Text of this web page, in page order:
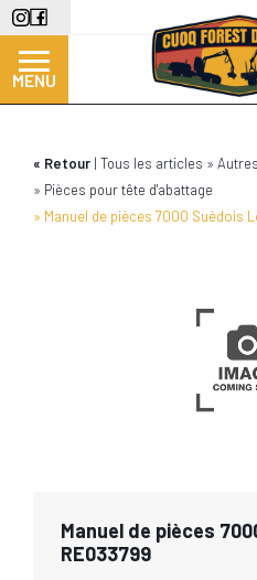
Aller
au
contenu
principal
MENU
Retour Tous les articles
Pièces pour tête d'abattage
Manuel de pièces 7000 Suèdois
Manuel de pièces
RE033799